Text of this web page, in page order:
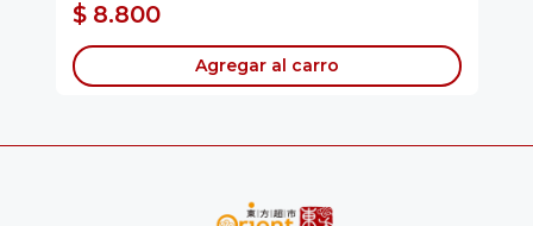
$ 8.800
Agregar al carro